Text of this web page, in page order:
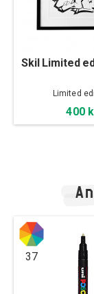
Skil Limited
Limited
400
37